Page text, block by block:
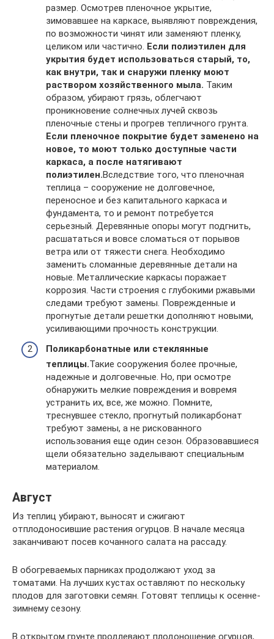
размер. Осмотрев пленочное укрытие,
зимовавшее на каркасе, выявляют повреждения,
по возможности чинят или заменяют пленку,
целиком или частично. Если полиэтилен для
укрытия будет использоваться старый, то,
как внутри, так и снаружи пленку моют
раствором хозяйственного мыла. Таким
образом, убирают грязь, облегчают
проникновение солнечных лучей сквозь
пленочные стены и прогрев тепличного грунта.
Если пленочное покрытие будет заменено на
новое, то моют только доступные части
каркаса, а после натягивают
полиэтилен.Вследствие того, что пленочная
теплица – сооружение не долговечное,
переносное и без капитального каркаса и
фундамента, то и ремонт потребуется
серьезный. Деревянные опоры могут подгнить,
расшататься и вовсе сломаться от порывов
ветра или от тяжести снега. Необходимо
заменить сломанные деревянные детали на
новые. Металлические каркасы поражает
коррозия. Части строения с глубокими ржавыми
следами требуют замены. Поврежденные и
прогнутые детали решетки дополняют новыми,
усиливающими прочность конструкции.
Поликарбонатные или стеклянные
теплицы.Такие сооружения более прочные,
надежные и долговечные. Но, при осмотре
обнаружить мелкие повреждения и вовремя
устранить их, все, же можно. Помните,
треснувшее стекло, прогнутый поликарбонат
требуют замены, а не рискованного
использования еще один сезон. Образовавшиеся
щели обязательно заделывают специальным
материалом.
Август
Из теплиц убирают, выносят и сжигают
отплодоносившие растения огурцов. В начале месяца
заканчивают посев кочанного салата на рассаду.
В обогреваемых парниках продолжают уход за
томатами. На лучших кустах оставляют по нескольку
плодов для заготовки семян. Готовят теплицы к осенне-
зимнему сезону.
В открытом грунте продлевают плодоношение огурцов,